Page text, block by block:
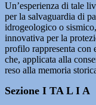
Un’esperienza di tale
per la salvaguardia di
idrogeologico o
innovativa per la
profilo rappresenta con
che, applicata alla
reso alla memoria
Sezione I TA L I A